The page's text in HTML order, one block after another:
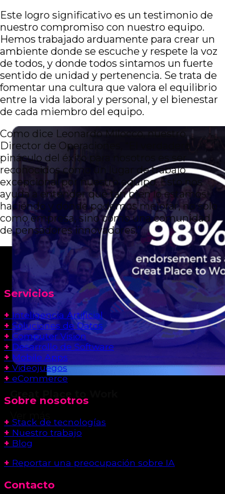
Great Place to Work
Ver más
Este logro significativo es un testimonio de
nuestro compromiso con nuestro equipo.
Hemos trabajado arduamente para crear un
ambiente donde se escuche y respete la voz
de todos, y donde todos sintamos un fuerte
sentido de unidad y pertenencia. Se trata de
fomentar una cultura que valora el equilibrio
entre la vida laboral y personal, y el bienestar
de cada miembro del equipo.
Como dice Leonardo Milocco, nuestro
Director de Operaciones, “El verdadero
pináculo del éxito para nosotros es ser
reconocidos como un lugar de trabajo
excepcional por nuestro equipo. Esto nos
ayuda a entender qué tan bien lo estamos
haciendo y dónde podemos mejorar, no solo
como empresa, sino como una comunidad
de pensadores innovadores.”
Servicios
+ Inteligencia Artificial
+ Soluciones de Datos
+ Computer Vision
+ Desarrollo de Software
+ Mobile Apps
+ Videojuegos
+ eCommerce
Sobre nosotros
+ Stack de tecnologías
+ Nuestro trabajo
+ Blog
+ Reportar una preocupación sobre IA
Contacto